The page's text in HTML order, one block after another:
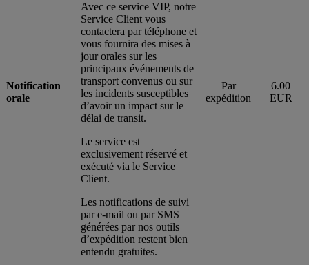
Notification
orale
Avec ce service VIP, notre
Service Client vous
contactera par téléphone et
vous fournira des mises à
jour orales sur les
principaux événements de
transport convenus ou sur
les incidents susceptibles
d’avoir un impact sur le
délai de transit.
Le service est
exclusivement réservé et
exécuté via le Service
Client.
Les notifications de suivi
par e-mail ou par SMS
générées par nos outils
d’expédition restent bien
entendu gratuites.
Par
expédition
6.00
EUR